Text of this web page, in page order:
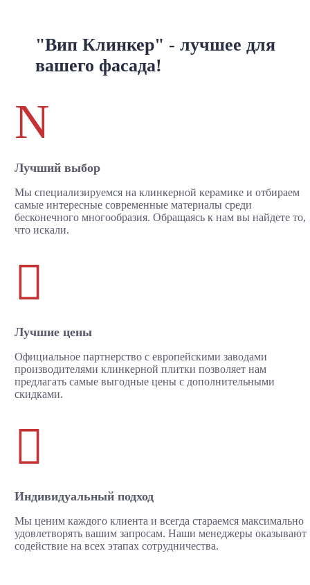
"Вип Клинкер" - лучшее для
вашего фасада!
N
Лучший выбор
Мы специализируемся на клинкерной керамике и отбираем
самые интересные современные материалы среди
бесконечного многообразия. Обращаясь к нам вы найдете то,
что искали.

Лучшие цены
Официальное партнерство с европейскими заводами
производителями клинкерной плитки позволяет нам
предлагать самые выгодные цены с дополнительными
скидками.

Индивидуальный подход
Мы ценим каждого клиента и всегда стараемся максимально
удовлетворять вашим запросам. Наши менеджеры оказывают
содействие на всех этапах сотрудничества.